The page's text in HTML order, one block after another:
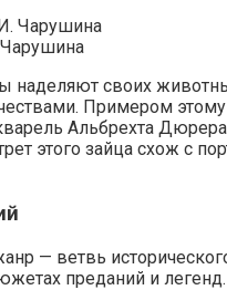
наделяют своих
Примером этому
Альбрехта
этого зайца схож с
— ветвь
преданий и легенд.